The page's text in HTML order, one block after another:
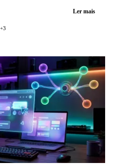
de 40 milhões de
WebM transparente na
Ler mais
+3